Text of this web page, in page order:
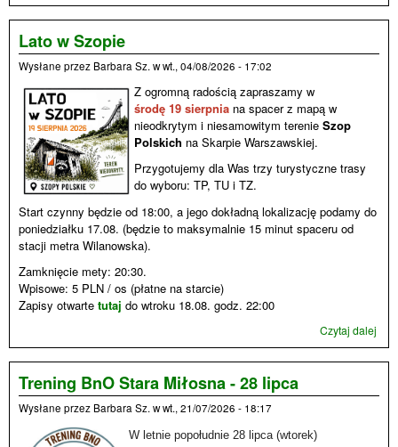
pod
Lato w Szopie
Wysłane przez Barbara Sz. wwt., 04/08/2026 - 17:02
Z ogromną radością zapraszamy w
środę 19 sierpnia na spacer z mapą w
nieodkrytym i niesamowitym terenie Szop
Polskich na Skarpie Warszawskiej.
Przygotujemy dla Was trzy turystyczne trasy
do wyboru: TP, TU i TZ.
Start czynny będzie od 18:00, a jego dokładną lokalizację podamy do
poniedziałku 17.08. (będzie to maksymalnie 15 minut spaceru od
stacji metra Wilanowska).
Zamknięcie mety: 20:30.
Wpisowe: 5 PLN / os (płatne na starcie)
Zapisy otwarte tutaj do wtroku 18.08. godz. 22:00
Czytaj dalej
Trening BnO Stara Miłosna - 28 lipca
Wysłane przez Barbara Sz. wwt., 21/07/2026 - 18:17
W letnie popołudnie 28 lipca (wtorek)